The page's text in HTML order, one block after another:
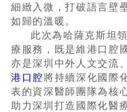
細緻入微，打破語言壁
如歸的溫暖。
此次為哈薩克斯坦
療服務，既是維港口腔
亦是深圳中外人文交流
港口腔將持續深化國際
表的資深醫師團隊為核
助力深圳打造國際化醫